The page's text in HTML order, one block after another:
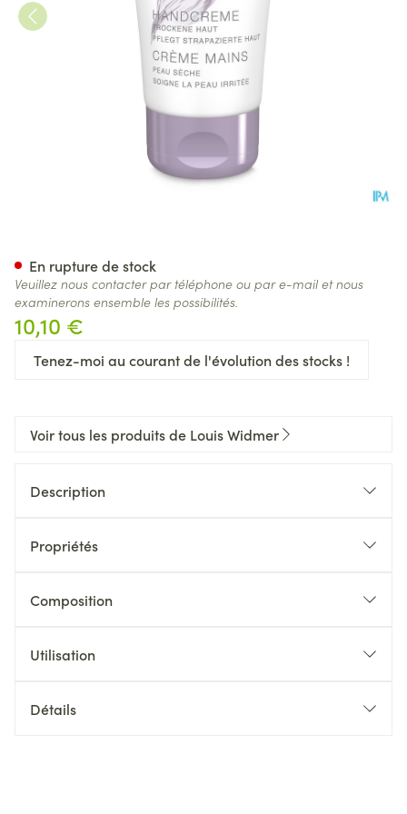
10,10 €
Tenez-moi au courant de l'évolution des stocks !
En rupture de stock
Veuillez nous contacter par téléphone ou par e-mail et nous
examinerons ensemble les possibilités.
Voir tous les produits de Louis Widmer
Description
Propriétés
Composition
Utilisation
Détails